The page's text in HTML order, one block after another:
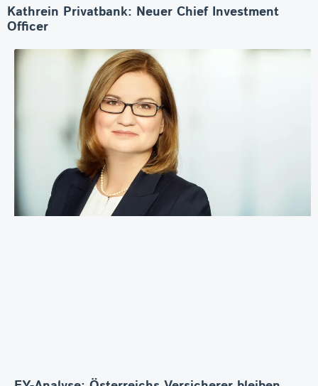
Kathrein Privatbank: Neuer Chief Investment
Officer